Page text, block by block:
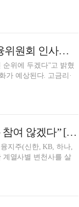
김병환 "정책 최우선 순위는 금융시장 안정"[금융위원회 인사청문회]
위에 두겠다"고 밝혔
가 예상된다. 고금리·
김기홍 JB금융 회장 “비은행 강화…M&A 고비용 참여 않겠다” [금융지주 성장동력 Key M&A 변천사 (8·끝)]
지주(신한, KB, 하나,
계열사별 변천사를 살